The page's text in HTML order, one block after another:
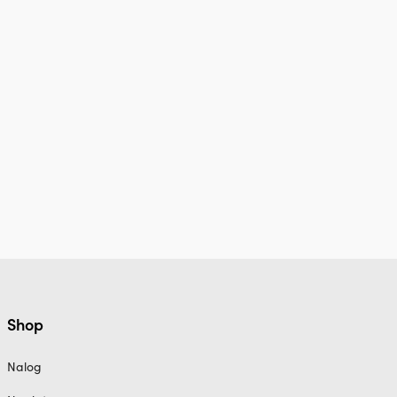
Shop
Nalog